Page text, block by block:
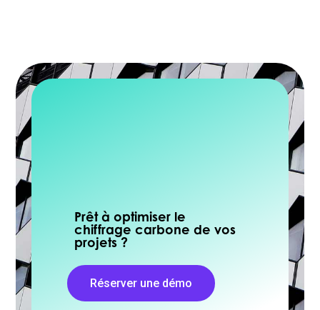
Prêt à optimiser le
chiffrage carbone de vos
projets ?
Réserver une démo